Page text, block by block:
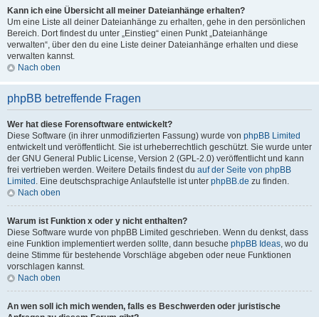
Kann ich eine Übersicht all meiner Dateianhänge erhalten?
Um eine Liste all deiner Dateianhänge zu erhalten, gehe in den persönlichen
Bereich. Dort findest du unter „Einstieg“ einen Punkt „Dateianhänge
verwalten“, über den du eine Liste deiner Dateianhänge erhalten und diese
verwalten kannst.
Nach oben
phpBB betreffende Fragen
Wer hat diese Forensoftware entwickelt?
Diese Software (in ihrer unmodifizierten Fassung) wurde von phpBB Limited
entwickelt und veröffentlicht. Sie ist urheberrechtlich geschützt. Sie wurde unter
der GNU General Public License, Version 2 (GPL-2.0) veröffentlicht und kann
frei vertrieben werden. Weitere Details findest du auf der Seite von phpBB
Limited . Eine deutschsprachige Anlaufstelle ist unter phpBB.de zu finden.
Nach oben
Warum ist Funktion x oder y nicht enthalten?
Diese Software wurde von phpBB Limited geschrieben. Wenn du denkst, dass
eine Funktion implementiert werden sollte, dann besuche phpBB Ideas, wo du
deine Stimme für bestehende Vorschläge abgeben oder neue Funktionen
vorschlagen kannst.
Nach oben
An wen soll ich mich wenden, falls es Beschwerden oder juristische